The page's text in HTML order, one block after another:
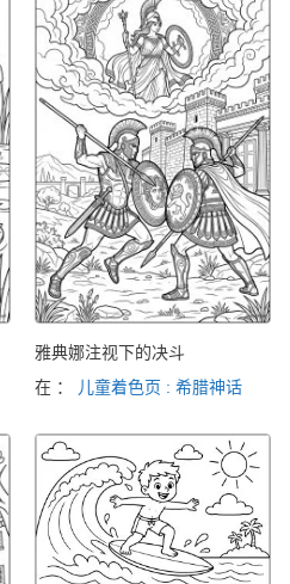
雅典娜注视下的决斗
在 ：
儿童着色页 : 希腊神话